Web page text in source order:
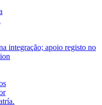
integração; apoio registo no